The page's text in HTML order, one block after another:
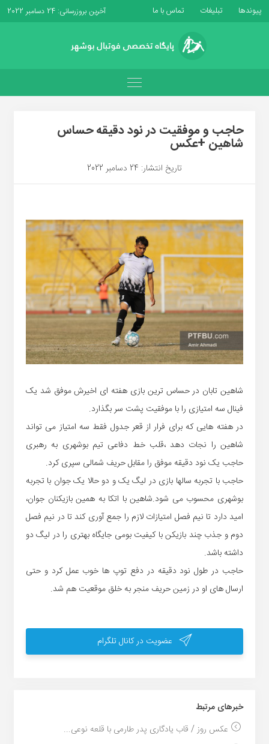
پیوندها تبلیغات تماس با ما آخرین بروزرسانی: 24 دسامبر 2022
حاجب و موفقیت در نود دقیقه حساس
شاهین +عکس
تاریخ انتشار: 24 دسامبر 2022
شاهین تابان در حساس ترین بازی هفته ای اخیرش موفق شد یک
فینال سه امتیازی را با موفقیت پشت سر بگذارد.
در هفته هایی که برای فرار از قعر جدول فقط سه امتیاز می تواند
شاهین را نجات دهد ،قلب خط دفاعی تیم بوشهری به رهبری
حاجب یک نود دقیقه موفق را مقابل حریف شمالی سپری کرد.
حاجب با تجربه سالها بازی در لیگ یک و دو حالا یک جوان با تجربه
بوشهری محسوب می شود.شاهین با اتکا به همین بازیکنان جوان،
امید دارد تا نیم فصل امتیازات لازم را جمع آوری کند تا در نیم فصل
دوم و جذب چند بازیکن با کیفیت بومی جایگاه بهتری را در لیگ دو
داشته باشد.
حاجب در طول نود دقیقه در دفع توپ ها خوب عمل کرد و حتی
ارسال های او در زمین حریف منجر به خلق موقعیت هم شد.
عضویت در کانال تلگرام
خبر‌های مرتبط
عکس روز / قاب یادگاری پدر طارمی با قلعه نوعی...